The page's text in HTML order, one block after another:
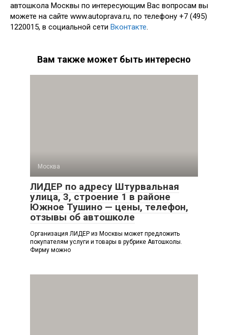
автошкола Москвы по интересующим Вас вопросам вы
можете на сайте www.autoprava.ru, по телефону +7 (495)
1220015, в социальной сети Вконтакте
Вам также может быть интересно
Москва
ЛИДЕР по адресу Штурвальная
улица, 3, строение 1 в районе
Южное Тушино — цены, телефон,
отзывы об автошколе
Организация ЛИДЕР из Москвы может предложить
покупателям услуги и товары в рубрике Автошколы.
Фирму можно